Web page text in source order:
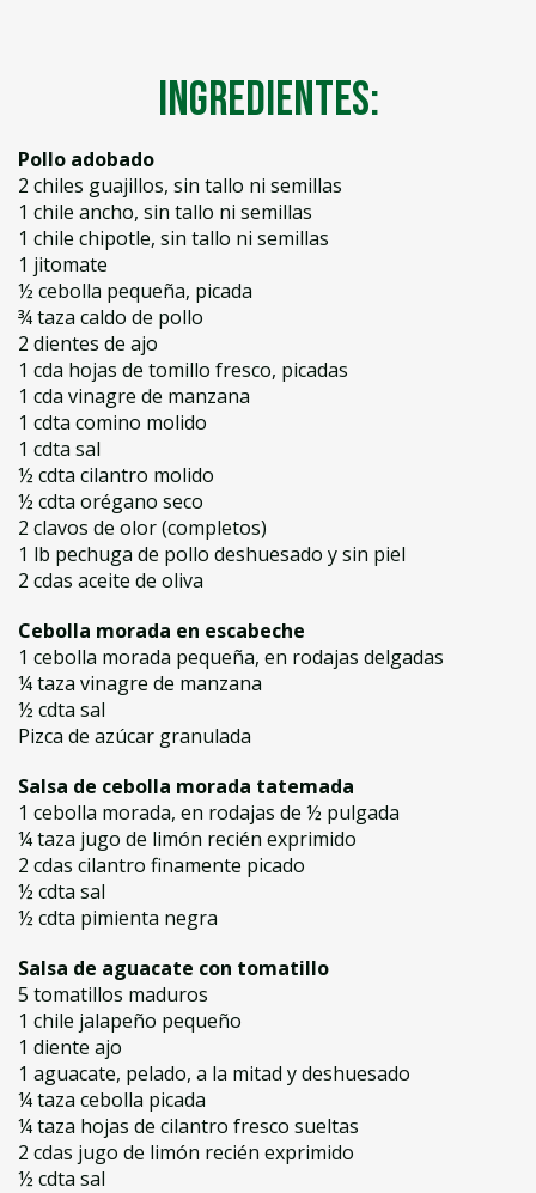
Ingredientes:
Pollo adobado
2 chiles guajillos, sin tallo ni semillas
1 chile ancho, sin tallo ni semillas
1 chile chipotle, sin tallo ni semillas
1 jitomate
½ cebolla pequeña, picada
¾ taza caldo de pollo
2 dientes de ajo
1 cda hojas de tomillo fresco, picadas
1 cda vinagre de manzana
1 cdta comino molido
1 cdta sal
½ cdta cilantro molido
½ cdta orégano seco
2 clavos de olor (completos)
1 lb pechuga de pollo deshuesado y sin piel
2 cdas aceite de oliva
Cebolla morada en escabeche
1 cebolla morada pequeña, en rodajas delgadas
¼ taza vinagre de manzana
½ cdta sal
Pizca de azúcar granulada
Salsa de cebolla morada tatemada
1 cebolla morada, en rodajas de ½ pulgada
¼ taza jugo de limón recién exprimido
2 cdas cilantro finamente picado
½ cdta sal
½ cdta pimienta negra
Salsa de aguacate con tomatillo
5 tomatillos maduros
1 chile jalapeño pequeño
1 diente ajo
1 aguacate, pelado, a la mitad y deshuesado
¼ taza cebolla picada
¼ taza hojas de cilantro fresco sueltas
2 cdas jugo de limón recién exprimido
½ cdta sal